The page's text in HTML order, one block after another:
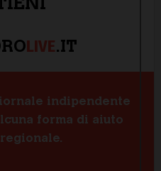
LIVE.IT
indipendente
forma di aiuto